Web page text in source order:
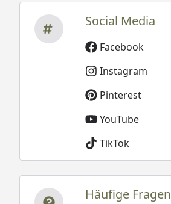
Social Media
Facebook
Instagram
Pinterest
YouTube
TikTok
Häufige Fragen